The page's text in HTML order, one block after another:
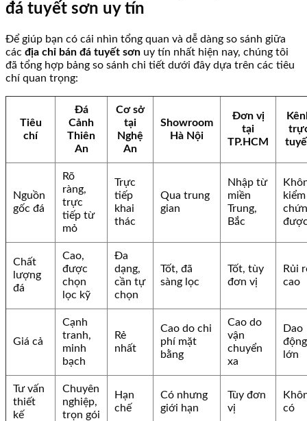
đá tuyết sơn uy tín
Để giúp bạn có cái nhìn tổng quan và dễ dàng so sánh giữa
các địa chỉ bán đá tuyết sơn uy tín nhất hiện nay, chúng tôi
đã tổng hợp bảng so sánh chi tiết dưới đây dựa trên các tiêu
chí quan trọng:
Tiêu
chí
Đá
Cảnh
Thiên
An
Cơ sở
tại
Nghệ
An
Showroom
Hà Nội
Đơn vị
tại
TP.HCM
Nguồn
gốc đá
Rõ
ràng,
trực
tiếp từ
mỏ
Trực
tiếp
khai
thác
Qua trung
gian
Nhập từ
miền
Trung,
Bắc
kiểm
Chất
lượng
đá
Cao,
được
chọn
lọc kỹ
Đa
dạng,
cần tự
chọn
Tốt, đã
sàng lọc
Tốt, tùy
đơn vị
Rủi
cao
Giá cả
Cạnh
tranh,
minh
bạch
Rẻ
nhất
Cao do chi
phí mặt
bằng
Cao do
vận
chuyển
xa
Dao
động
lớn
Tư vấn
thiết
kế
Chuyên
nghiệp,
trọn gói
Hạn
chế
Có nhưng
giới hạn
Tùy đơn
vị
có